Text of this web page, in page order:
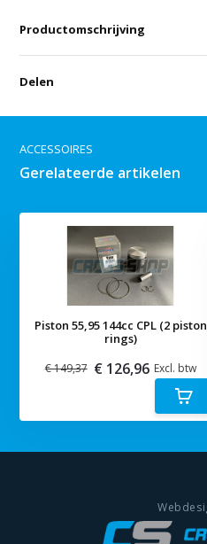
Productomschrijving
Delen
ACCESSOIRES
Gerelateerde artikelen
Piston 55,95 144cc CPL (2 piston
rings)
€ 149,37 € 126,96 Excl. btw